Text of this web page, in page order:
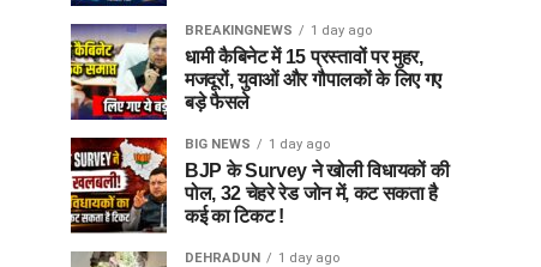
BREAKINGNEWS 1 day ago
धामी कैबिनेट में 15 प्रस्तावों पर मुहर,
मजदूरों, युवाओं और गौपालकों के लिए गए
बड़े फैसले
BIG NEWS 1 day ago
BJP के Survey ने खोली विधायकों की
पोल, 32 चेहरे रेड जोन में, कट सकता है
कई का टिकट !
DEHRADUN 1 day ago